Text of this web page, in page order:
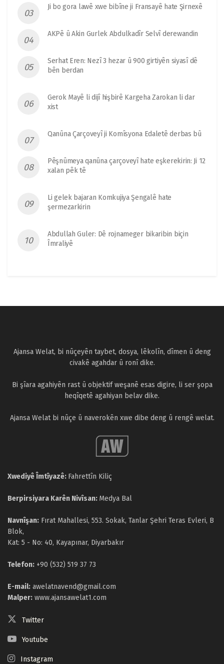
Ji bo gora lawê xwe bibîne ji Fransayê hate Şirnexê
AKPê û Akin Gurlek Abdulkadîr Selvî derewandin
Serhat Eren: Nezî 3 hezar û 900 girtiyên siyasî dê
bên berdan
Gerok Mayê li dijî hişbirê Kargeha Zarokan li dar
xist
Qanûna Çarçoveyî ji Komîsyona Edaletê derbas bû
Pêşnûmeya qanûna çarçoveyî hate eşkerekirin: Ji 12
xalan pêk tê
Li gelek bajaran Komkujiya Şengalê hate
şermezarkirin
Abdullah Guler: Dê rojnameger bikaribin biçin
Îmraliyê
Ajansa Welat, bi nûçeyên taybet, dosya, lêkolîn, dîmen û deng
civakê agahdar û ronî dike.
Bi şîara agahiyên rast û objektif weşanê esas digire, li ser şopa
heqîqetê agahiyan belav dike.
Ajansa Welat bi nûçe û naverokên xwe dibe deng û rengê welat.
Xwediyê Îmtîyazê: Fahrettîn Kiliç
Berpirsiyara Karên Nivîsan: Medya Bal
Navnîşan: Fırat Mahallesi, 553. Sokak, Tanlar Şehri Teras Evleri, B
Blok,
Kat: 5 - No: 40, Kayapınar, Diyarbakır
Telefon: +90 (532) 519 37 73
E-mail: awelatnavend@gmail.com
Malper: www.ajansawelat1.com
Twitter
Youtube
Instagram